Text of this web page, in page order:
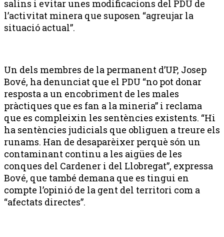
salins i evitar unes modificacions del PDU de
l’activitat minera que suposen “agreujar la
situació actual”.
Un dels membres de la permanent d’UP, Josep
Bové, ha denunciat que el PDU “no pot donar
resposta a un encobriment de les males
pràctiques que es fan a la mineria” i reclama
que es compleixin les sentències existents. “Hi
ha sentències judicials que obliguen a treure els
runams. Han de desaparèixer perquè són un
contaminant continu a les aigües de les
conques del Cardener i del Llobregat”, expressa
Bové, que també demana que es tingui en
compte l’opinió de la gent del territori com a
“afectats directes”.